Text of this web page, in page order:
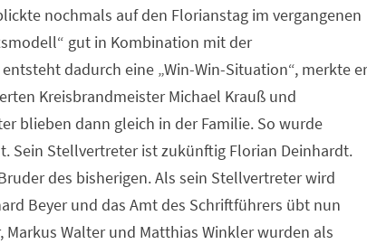
nochmals auf den Florianstag im vergangenen
gut in Kombination mit der
dadurch eine „Win-Win-Situation“, merkte
Kreisbrandmeister Michael Krauß und
blieben dann gleich in der Familie. So wurde
Sein Stellvertreter ist zukünftig Florian Deinhardt.
des bisherigen. Als sein Stellvertreter wird
Beyer und das Amt des Schriftführers übt nun
Walter und Matthias Winkler wurden als